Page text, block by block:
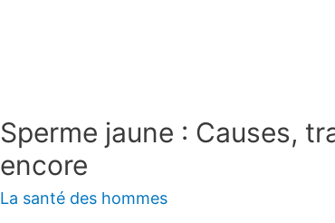
Sperme jaune : Causes,
encore
La santé des hommes